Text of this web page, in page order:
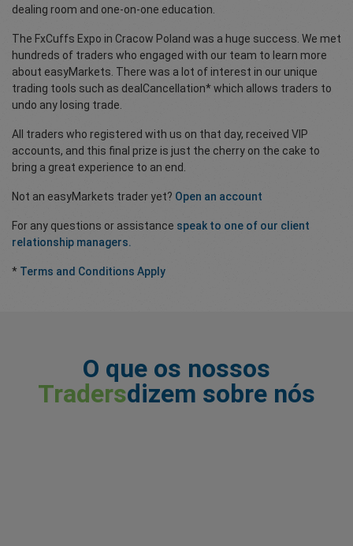
dealing room and one-on-one education.
The FxCuffs Expo in Cracow Poland was a huge success. We met
hundreds of traders who engaged with our team to learn more
about easyMarkets. There was a lot of interest in our unique
trading tools such as dealCancellation* which allows traders to
undo any losing trade.
All traders who registered with us on that day, received VIP
accounts, and this final prize is just the cherry on the cake to
bring a great experience to an end.
Not an easyMarkets trader yet? Open an account
For any questions or assistance speak to one of our client
relationship managers.
* Terms and Conditions Apply
O que os nossos
Tradersdizem sobre nós